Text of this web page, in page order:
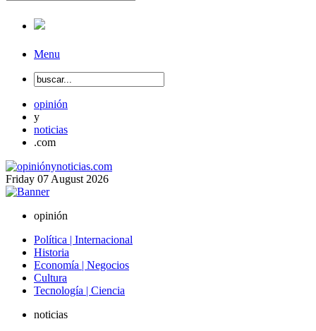
Menu
opinión
y
noticias
.com
Friday 07 August 2026
opinión
Política | Internacional
Historia
Economía | Negocios
Cultura
Tecnología | Ciencia
noticias